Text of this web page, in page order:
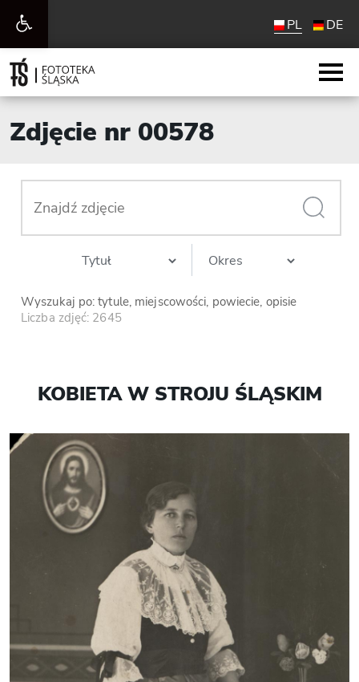
Otwórz
pasek
narzędzi
PL DE
Zdjęcie nr 00578
Wyszukaj po: tytule, miejscowości, powiecie, opisie
Liczba zdjęć: 2645
KOBIETA W STROJU ŚLĄSKIM